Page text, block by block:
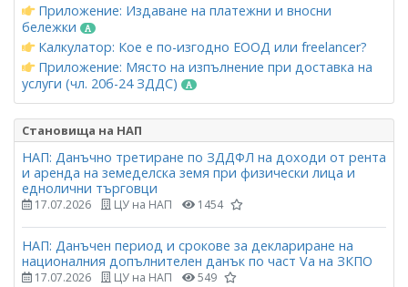
Приложение: Издаване на платежни и вносни
бележки
Калкулатор: Кое е по-изгодно ЕООД или freelancer?
Приложение: Място на изпълнение при доставка на
услуги (чл. 20б-24 ЗДДС)
Становища на НАП
НАП: Данъчно третиране по ЗДДФЛ на доходи от рента
и аренда на земеделска земя при физически лица и
еднолични търговци
17.07.2026 ЦУ на НАП 1454
НАП: Данъчен период и срокове за деклариране на
националния допълнителен данък по част Vа на ЗКПО
17.07.2026 ЦУ на НАП 549